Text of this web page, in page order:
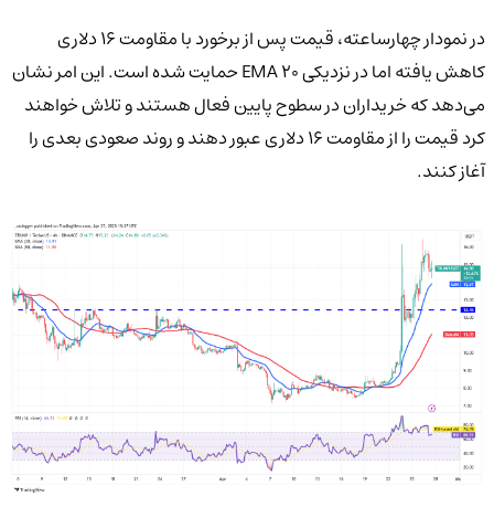
در نمودار چهارساعته، قیمت پس از برخورد با مقاومت ۱۶ دلاری
کاهش یافته اما در نزدیکی EMA ۲۰ حمایت شده است. این امر نشان
می‌دهد که خریداران در سطوح پایین فعال هستند و تلاش خواهند
کرد قیمت را از مقاومت ۱۶ دلاری عبور دهند و روند صعودی بعدی را
آغاز کنند.